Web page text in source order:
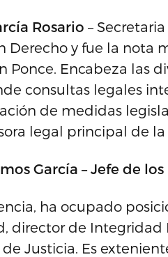
Rosario –
Derecho y fue la nota
Ponce. Encabeza las
consultas legales
de medidas
legal principal de la
García – Jefe de los
ha ocupado
director de Integridad
Justicia. Es